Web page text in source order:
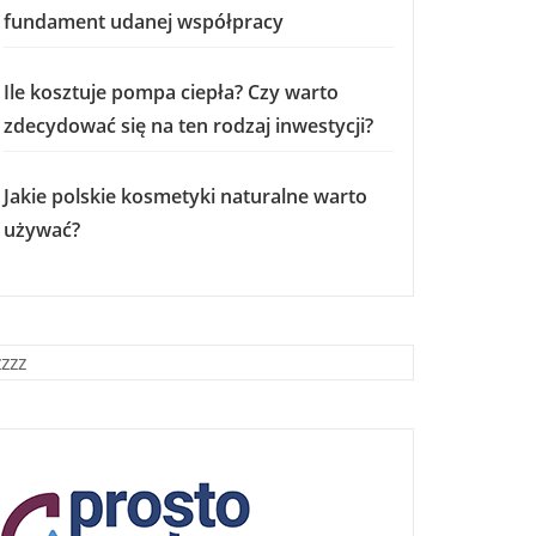
fundament udanej współpracy
Ile kosztuje pompa ciepła? Czy warto
zdecydować się na ten rodzaj inwestycji?
Jakie polskie kosmetyki naturalne warto
używać?